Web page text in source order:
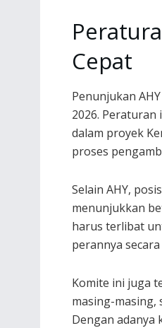
Cepat
Penunjukan
2026.
dalam proyek
proses
Selain AHY,
menunjukkan
harus terlibat
perannya
Komite ini juga
masing-masing,
Dengan adanya